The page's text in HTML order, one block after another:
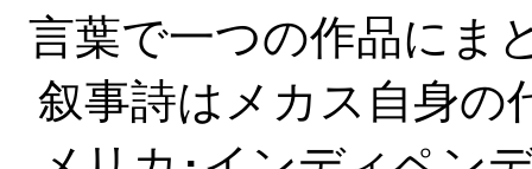
言葉で一つの作品にま
叙事詩はメカス自身の